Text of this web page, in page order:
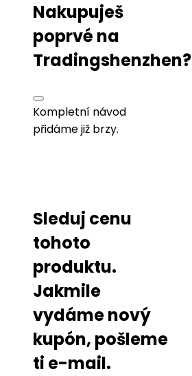
Nakupuješ
poprvé na
Tradingshenzhen?
Kompletní návod
přidáme již brzy.
Sleduj cenu
tohoto
produktu.
Jakmile
vydáme nový
kupón, pošleme
ti e-mail.